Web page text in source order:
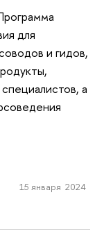
для
и гидов,
а
15 января 2024